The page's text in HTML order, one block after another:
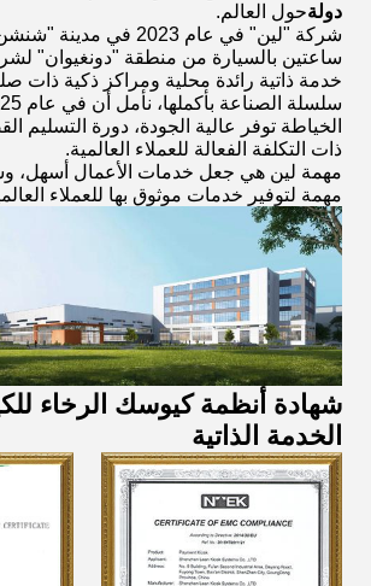
دولةحول العالم.
شركة "لين" في عام 2023 في
ساعتين بالسيارة من منطقة "دونغيوان"
خدمة ذاتية رائدة محلية ومراكز ذكية ذات
الخياطة توفر عالية الجودة، دورة التسليم
ذات التكلفة الفعالة للعملاء العالمية.
مهمة لين هي جعل خدمات الأعمال أسهل،
مهمة لتوفير خدمات موثوق بها للعملاء
شهادة أنظمة كيوسك الرخاء
الخدمة الذاتية